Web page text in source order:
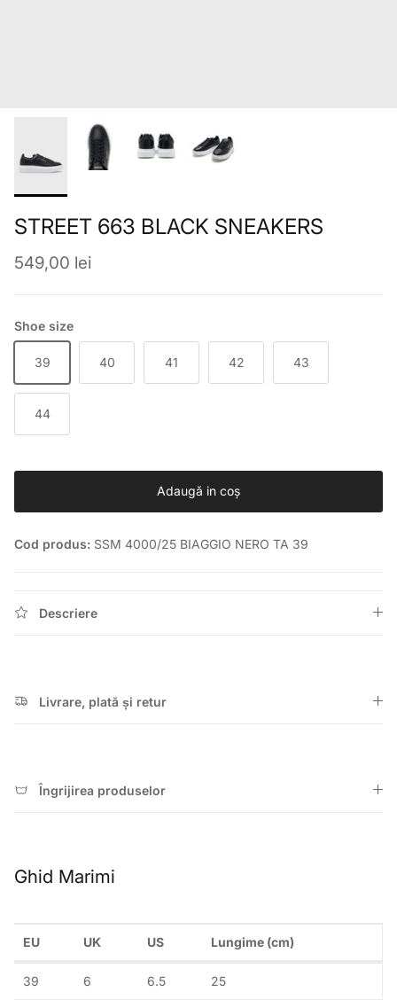
STREET 663 BLACK SNEAKERS
Preț obișnuit
549,00 lei
Shoe size
39 40 41 42 43
44
Adaugă in coş
Cod produs: SSM 4000/25 BIAGGIO NERO TA 39
Descriere
Livrare, plată și retur
Îngrijirea produselor
Ghid Marimi
EU UK US Lungime (cm)
39 6 6.5 25